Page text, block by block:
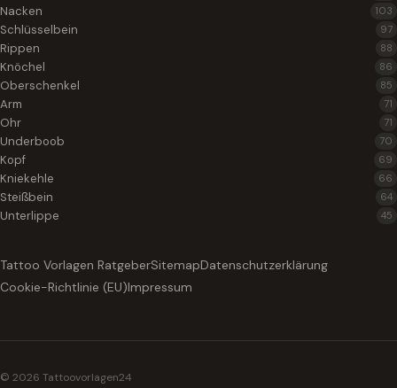
Nacken 103
Schlüsselbein 97
Rippen 88
Knöchel 86
Oberschenkel 85
Arm 71
Ohr 71
Underboob 70
Kopf 69
Kniekehle 66
Steißbein 64
Unterlippe 45
Tattoo Vorlagen RatgeberSitemapDatenschutzerklärung
Cookie-Richtlinie (EU)Impressum
© 2026 Tattoovorlagen24